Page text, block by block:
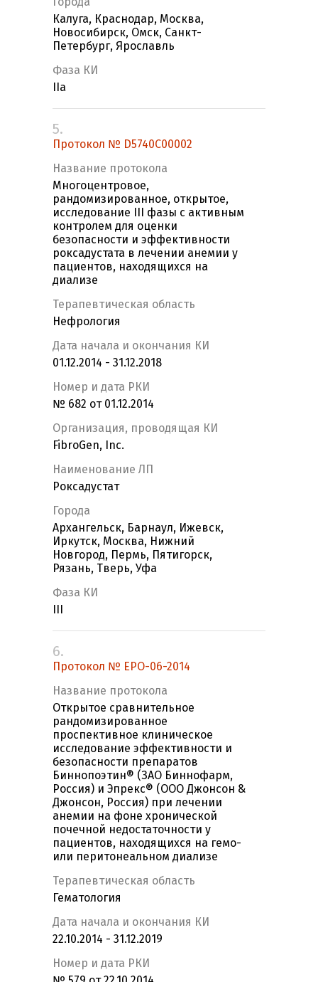
Калуга, Краснодар, Москва,
Новосибирск, Омск, Санкт-
Петербург, Ярославль
Фаза КИ
IIa
5.
Протокол № D5740C00002
Название протокола
Многоцентровое,
рандомизированное, открытое,
исследование III фазы с активным
контролем для оценки
безопасности и эффективности
роксадустата в лечении анемии у
пациентов, находящихся на
диализе
Терапевтическая область
Нефрология
Дата начала и окончания КИ
01.12.2014 - 31.12.2018
Номер и дата РКИ
№ 682 от 01.12.2014
Организация, проводящая КИ
FibroGen, Inc.
Наименование ЛП
Роксадустат
Города
Архангельск, Барнаул, Ижевск,
Иркутск, Москва, Нижний
Новгород, Пермь, Пятигорск,
Рязань, Тверь, Уфа
Фаза КИ
6.
Протокол № ЕРО-06-2014
Название протокола
Открытое сравнительное
рандомизированное
проспективное клиническое
исследование эффективности и
безопасности препаратов
Биннопоэтин® (ЗАО Биннофарм,
Россия) и Эпрекс® (ООО Джонсон &
Джонсон, Россия) при лечении
анемии на фоне хронической
почечной недостаточности у
пациентов, находящихся на гемо-
или перитонеальном диализе
Терапевтическая область
Гематология
Дата начала и окончания КИ
22.10.2014 - 31.12.2019
Номер и дата РКИ